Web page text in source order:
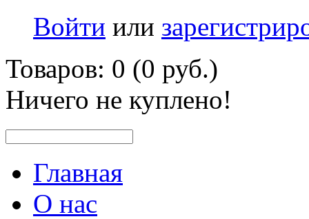
Войти или
Товаров: 0 (0 руб.)
Ничего не куплено!
Главная
О нас